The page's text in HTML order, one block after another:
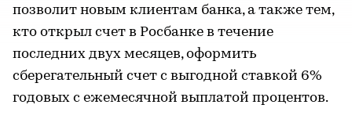
позволит новым клиентам банка, а также тем,
кто открыл счет в Росбанке в течение
последних двух месяцев, оформить
сберегательный счет с выгодной ставкой 6%
годовых с ежемесячной выплатой процентов.